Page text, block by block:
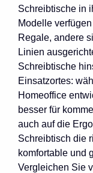
Schreibtische in
Modelle
Regale, andere
Linien
Schreibtische
Einsatzortes:
Homeoffice
besser für
auch auf die
Schreibtisch die
komfortable und
Vergleichen Sie